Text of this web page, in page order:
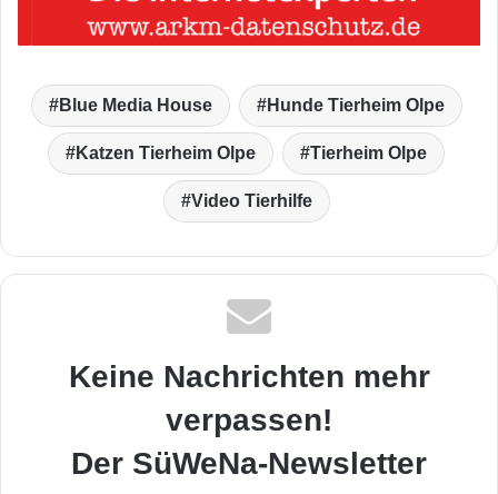
Blue Media House Hunde Tierheim Olpe
Katzen Tierheim Olpe Tierheim Olpe
Video Tierhilfe
Keine Nachrichten mehr
verpassen!
Der SüWeNa-Newsletter